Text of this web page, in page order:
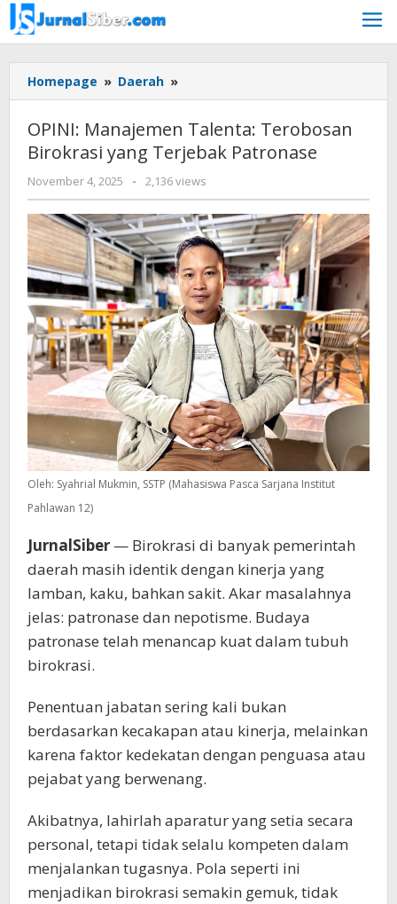
Skip
to
content
Homepage » Daerah »
Manajemen
Terobosan
Birokrasi
yang
Patronase
OPINI: Manajemen Talenta: Terobosan
Birokrasi yang Terjebak Patronase
November 4, 2025
by
777
- 2,136 views
Oleh: Syahrial Mukmin, SSTP (Mahasiswa Pasca Sarjana Institut
Pahlawan 12)
JurnalSiber — Birokrasi di banyak pemerintah
daerah masih identik dengan kinerja yang
lamban, kaku, bahkan sakit. Akar masalahnya
jelas: patronase dan nepotisme. Budaya
patronase telah menancap kuat dalam tubuh
birokrasi.
Penentuan jabatan sering kali bukan
berdasarkan kecakapan atau kinerja, melainkan
karena faktor kedekatan dengan penguasa atau
pejabat yang berwenang.
Akibatnya, lahirlah aparatur yang setia secara
personal, tetapi tidak selalu kompeten dalam
menjalankan tugasnya. Pola seperti ini
menjadikan birokrasi semakin gemuk, tidak